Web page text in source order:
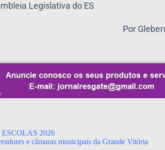
Legislativa do ES
Por
2026
e câmaras municipais da Grande Vitória